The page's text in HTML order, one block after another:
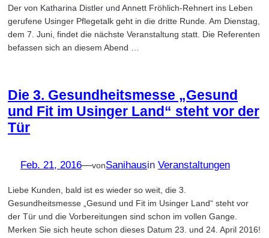
Der von Katharina Distler und Annett Fröhlich-Rehnert ins Leben
gerufene Usinger Pflegetalk geht in die dritte Runde. Am Dienstag,
dem 7. Juni, findet die nächste Veranstaltung statt. Die Referenten
befassen sich an diesem Abend …
Die 3. Gesundheitsmesse „Gesund
und Fit im Usinger Land“ steht vor der
Tür
Feb. 21, 2016—vonSanihausin Veranstaltungen
Liebe Kunden, bald ist es wieder so weit, die 3.
Gesundheitsmesse „Gesund und Fit im Usinger Land“ steht vor
der Tür und die Vorbereitungen sind schon im vollen Gange.
Merken Sie sich heute schon dieses Datum 23. und 24. April 2016!